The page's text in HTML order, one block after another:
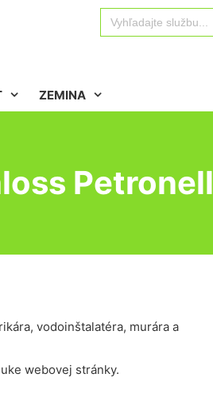
Search
for:
ZEMINA
Petronell
vodoinštalatéra, murára a
webovej stránky.